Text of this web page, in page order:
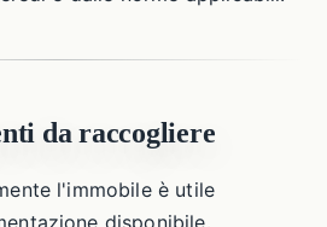
da raccogliere
l'immobile è utile
disponibile.